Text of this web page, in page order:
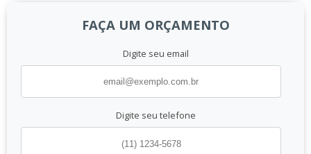
FAÇA UM ORÇAMENTO
Digite seu email
Digite seu telefone